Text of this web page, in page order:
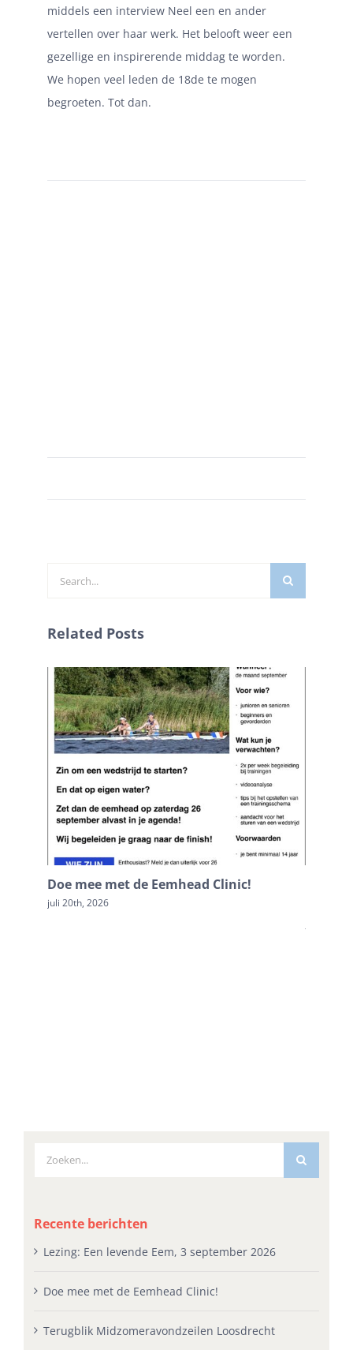
middels een interview Neel een en ander
vertellen over haar werk. Het belooft weer een
gezellige en inspirerende middag te worden.
We hopen veel leden de 18de te mogen
begroeten. Tot dan.
Related Posts
Doe mee met de Eemhead Clinic!
juli 20th, 2026
Zoeken
Recente berichten
Lezing: Een levende Eem, 3 september 2026
Doe mee met de Eemhead Clinic!
Terugblik Midzomeravondzeilen Loosdrecht